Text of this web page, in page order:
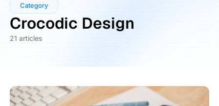
Category
Crocodic Design
21 articles